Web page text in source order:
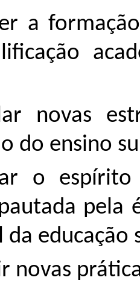
a
novas
do ensino
o
pela
da educação
novas